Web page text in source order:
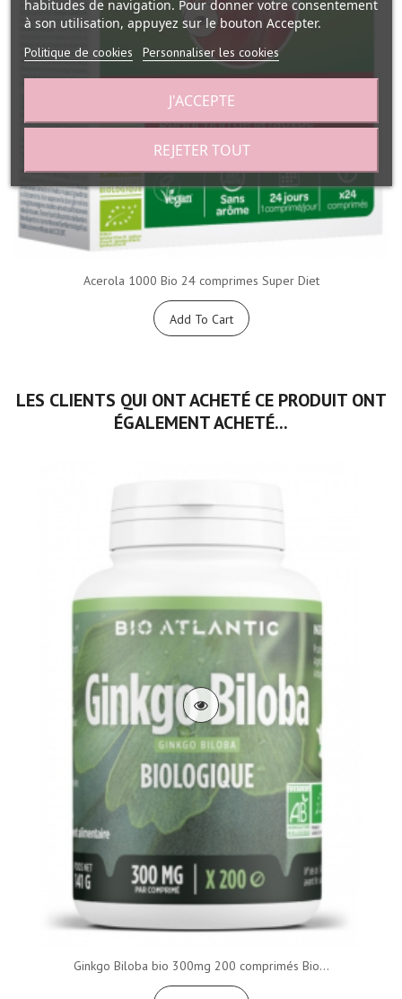
Acerola 1000 Bio 24 comprimes Super Diet
Add To Cart
LES CLIENTS QUI ONT ACHETÉ CE PRODUIT ONT
ÉGALEMENT ACHETÉ...
Ginkgo Biloba bio 300mg 200 comprimés Bio...
habitudes de navigation. Pour donner votre consentement
à son utilisation, appuyez sur le bouton Accepter.
Politique de cookies Personnaliser les cookies
REJETER TOUT
J'ACCEPTE